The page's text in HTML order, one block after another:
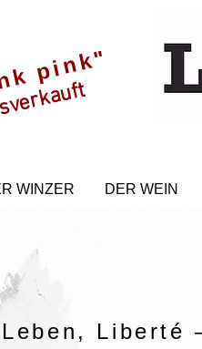
pink"
WINZER DER WEIN
Liberté